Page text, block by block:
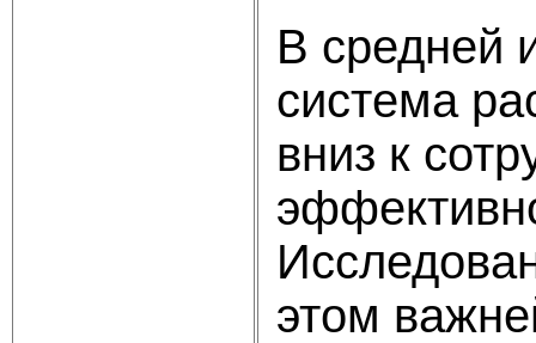
В средней
система
вниз к
этом